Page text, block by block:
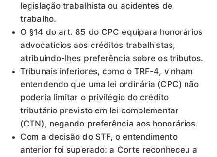
legislação trabalhista ou acidentes de
trabalho.
O §14 do art. 85 do CPC equipara honorários
advocatícios aos créditos trabalhistas,
atribuindo-lhes preferência sobre os tributos.
Tribunais inferiores, como o TRF-4, vinham
entendendo que uma lei ordinária (CPC) não
poderia limitar o privilégio do crédito
tributário previsto em lei complementar
(CTN), negando preferência aos honorários.
Com a decisão do STF, o entendimento
anterior foi superado: a Corte reconheceu a